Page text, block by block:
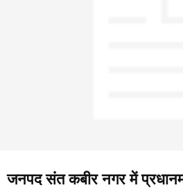
जनपद संत कबीर नगर में